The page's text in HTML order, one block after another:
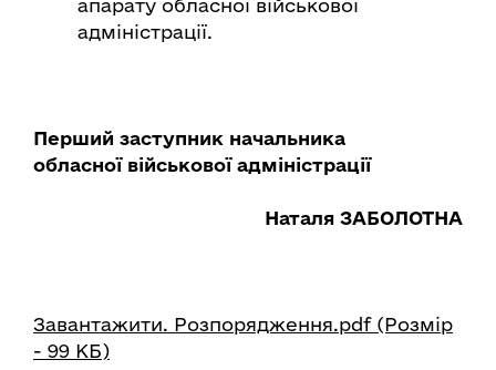
апарату обласної військової
адміністрації.
Перший заступник начальника
обласної військової адміністрації
Наталя ЗАБОЛОТНА
Завантажити. Розпорядження.pdf (Розмір
- 99 КБ)